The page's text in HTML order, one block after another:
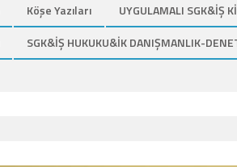
Köşe Yazıları UYGULAMALI SGK&İŞ
SGK&İŞ HUKUKU&İK DANIŞMANLIK-